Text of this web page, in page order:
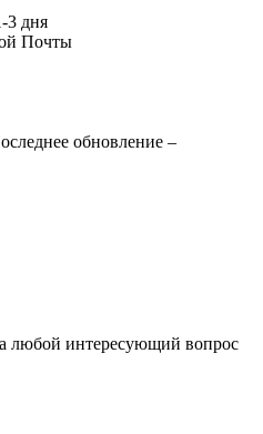
3 дня
Почты
обновление –
любой интересующий вопрос